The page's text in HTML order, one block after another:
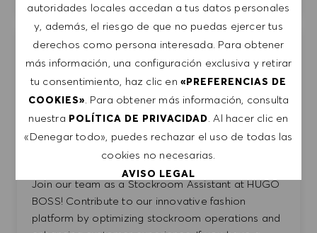
autoridades locales accedan a tus datos personales
y, además, el riesgo de que no puedas ejercer tus
derechos como persona interesada. Para obtener
más información, una configuración exclusiva y retirar
tu consentimiento, haz clic en«PREFERENCIAS DE
COOKIES». Para obtener más información, consulta
nuestra POLÍTICA DE PRIVACIDAD. Al hacer clic en
«Denegar todo», puedes rechazar el uso de todas las
cookies no necesarias.
AVISO LEGAL
ACEPTAR TODO
Stockroom Assistant - London Regent Street
(Part Time - 8 & 24 Hours)
HUGO BOSS UK LTD.
United Kingdom
London
Facilities, Architecture & General Services
Tiempo parcial
Entry Position
Join our team as a Stockroom Assistant at HUGO
BOSS! Contribute to our innovative fashion
platform by optimizing stockroom operations and